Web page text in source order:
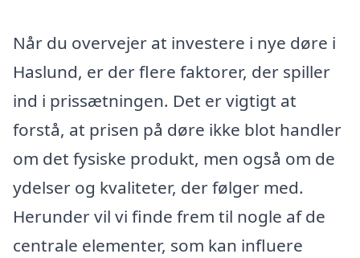
Når du overvejer at investere i nye døre i
Haslund, er der flere faktorer, der spiller
ind i prissætningen. Det er vigtigt at
forstå, at prisen på døre ikke blot handler
om det fysiske produkt, men også om de
ydelser og kvaliteter, der følger med.
Herunder vil vi finde frem til nogle af de
centrale elementer, som kan influere